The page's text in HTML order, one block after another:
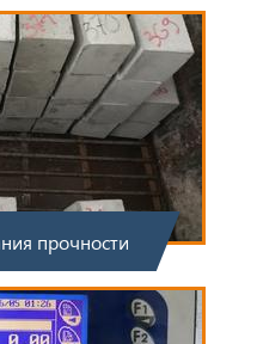
прочности